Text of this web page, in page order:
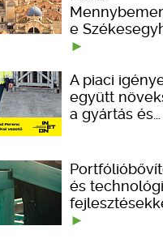
e
A piaci
együtt
a gyártás és…
és